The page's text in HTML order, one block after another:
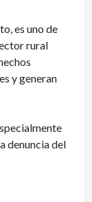
es uno de
rural
y generan
denuncia del